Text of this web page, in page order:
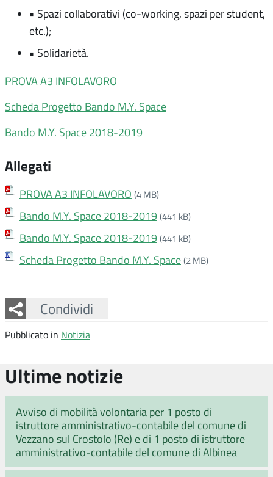
• Spazi collaborativi (co-working, spazi per student,
etc.);
• Solidarietà.
PROVA A3 INFOLAVORO
Scheda Progetto Bando M.Y. Space
Bando M.Y. Space 2018-2019
Allegati
PROVA A3 INFOLAVORO (4 MB)
Bando M.Y. Space 2018-2019(441 kB)
Bando M.Y. Space 2018-2019(441 kB)
Scheda Progetto Bando M.Y. Space(2 MB)
Condividi
Facebook
Twitter
Whatsapp
Pubblicato in Notizia
Ultime notizie
Avviso di mobilità volontaria per 1 posto di
istruttore amministrativo-contabile del comune di
Vezzano sul Crostolo (Re) e di 1 posto di istruttore
amministrativo-contabile del comune di Albinea